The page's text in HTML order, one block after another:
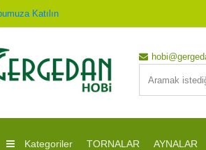
Katılın
Kategoriler TORNALAR AYNALAR